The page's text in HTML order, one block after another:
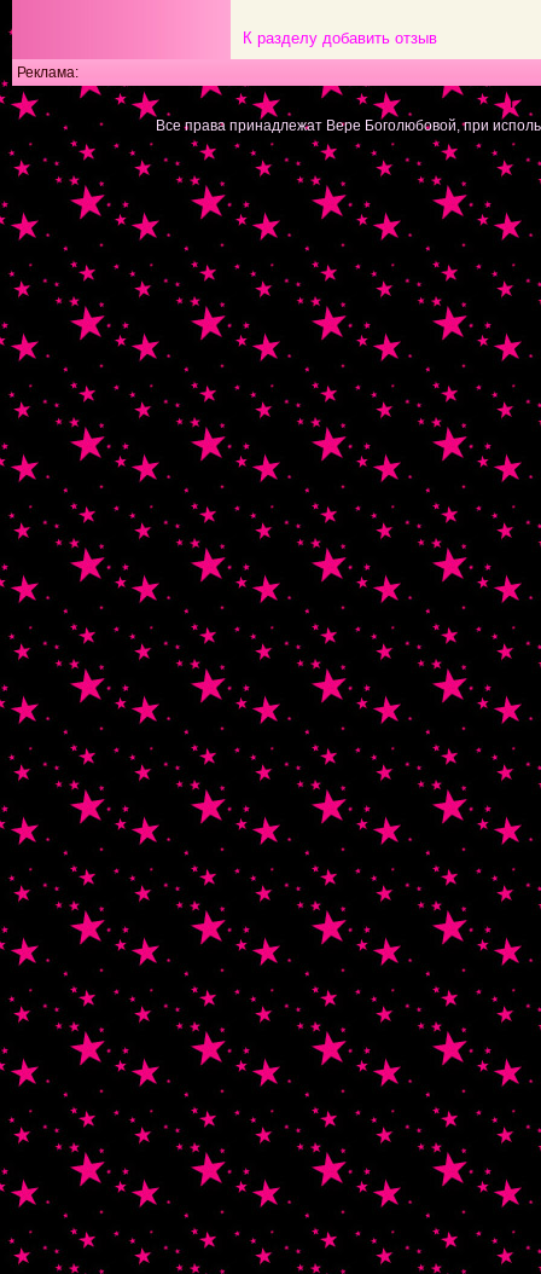
К разделу добавить отзыв
Реклама:
|
Все права принадлежат Вере Боголюбовой, при